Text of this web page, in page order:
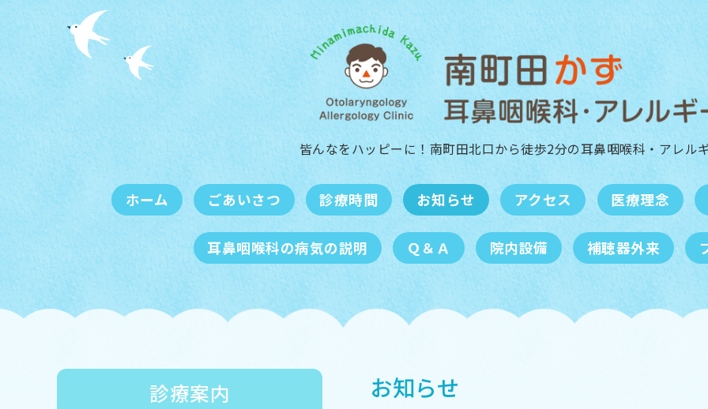
皆んなをハッピーに！南町田北口から徒歩2分の耳鼻咽喉科・アレル
ホーム ごあいさつ 診療時間 お知らせ アクセス 医療理念
耳鼻咽喉科の病気の説明 Ｑ＆Ａ 院内設備 補聴器外来
お知らせ
診療案内